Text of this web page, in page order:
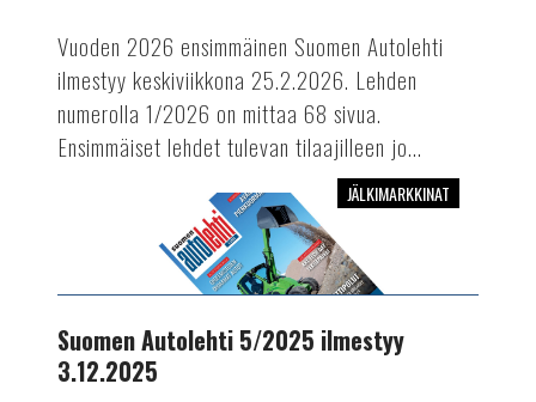
Vuoden 2026 ensimmäinen Suomen Autolehti
ilmestyy keskiviikkona 25.2.2026. Lehden
numerolla 1/2026 on mittaa 68 sivua.
Ensimmäiset lehdet tulevan tilaajilleen jo...
ilmestyy
JÄLKIMARKKINAT
Suomen Autolehti 5/2025 ilmestyy
3.12.2025